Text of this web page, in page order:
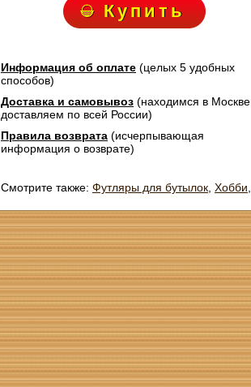
Купить
Информация об оплате (целых 5 удобных
способов)
Доставка и самовывоз (находимся в Москве,
доставляем по всей России)
Правила возврата (исчерпывающая
информация о возврате)
Смотрите также: Футляры для бутылок Хобби